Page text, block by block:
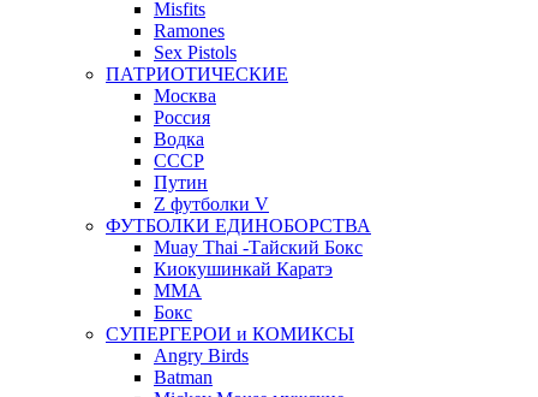
Misfits
Ramones
Sex Pistols
ПАТРИОТИЧЕСКИЕ
Москва
Россия
Водка
СССР
Путин
Z футболки V
ФУТБОЛКИ ЕДИНОБОРСТВА
Muay Thai -Тайский Бокс
Киокушинкай Каратэ
MMA
Бокс
СУПЕРГЕРОИ и КОМИКСЫ
Angry Birds
Batman